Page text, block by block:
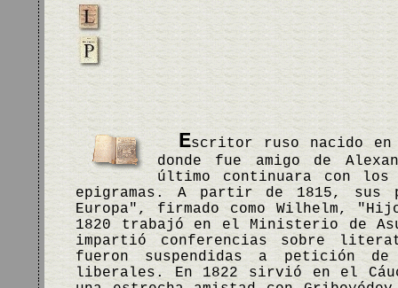
Escritor ruso nacido en
donde fue amigo de
último continuara con los
epigramas. A partir de 1815, sus
Europa", firmado como Wilhelm,
1820 trabajó en el Ministerio de
impartió conferencias sobre
fueron suspendidas a petición de
liberales. En 1822 sirvió en el